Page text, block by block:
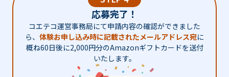
応募完了！
コエテコ運営事務局にて申請内容の確認ができました
ら、 体験お申し込み時に記載されたメールアドレス宛に
概ね60日後に2,000円分のAmazonギフトカードを送付
いたします。